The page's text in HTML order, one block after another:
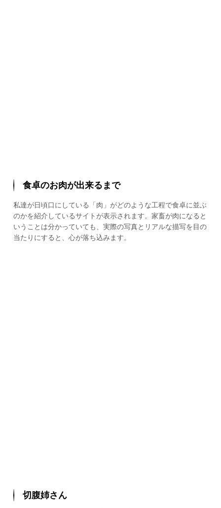
食卓のお肉が出来るまで
私達が日頃口にしている「肉」がどのような工程で食卓に並ぶ
のかを紹介しているサイトが表示されます。家畜が肉になると
いうことは分かっていても、実際の写真とリアルな描写を目の
当たりにすると、心が落ち込みます。
切腹姉さん